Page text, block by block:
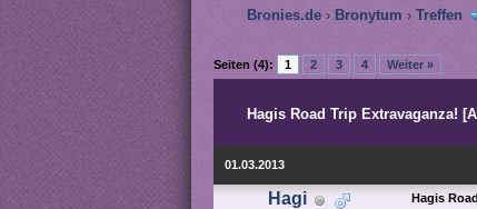
Bronies.de › Bronytum › Treffen
Seiten (4): 1 2 3 4 Weiter »
Hagis Road Trip Extravaganza!
01.03.2013
Hagi Hagis